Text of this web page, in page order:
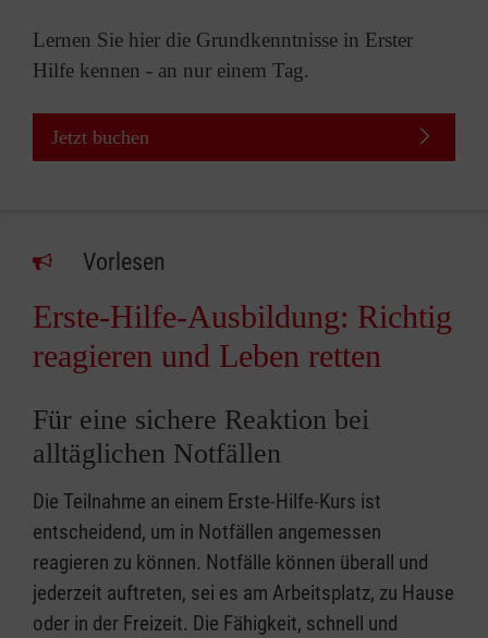
Lernen Sie hier die Grundkenntnisse in Erster
Hilfe kennen - an nur einem Tag.
Jetzt buchen
Vorlesen
Erste-Hilfe-Ausbildung: Richtig
reagieren und Leben retten
Für eine sichere Reaktion bei
alltäglichen Notfällen
Die Teilnahme an einem Erste-Hilfe-Kurs ist
entscheidend, um in Notfällen angemessen
reagieren zu können. Notfälle können überall und
jederzeit auftreten, sei es am Arbeitsplatz, zu Hause
oder in der Freizeit. Die Fähigkeit, schnell und